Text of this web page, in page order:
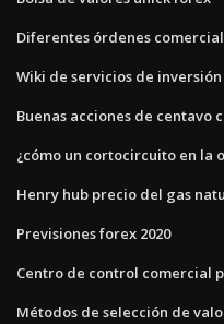
Diferentes órdenes
Wiki de servicios de
Buenas acciones de centavo
¿cómo un cortocircuito en la
Henry hub precio del gas
Previsiones forex 2020
Centro de control comercial
Métodos de selección de